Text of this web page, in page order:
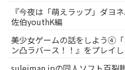
『今夜は「萌えラップ」ダヨ
佐伯youthK編
美少女ゲームの話をしよう④
ン凸ラバース！！』をプレイし